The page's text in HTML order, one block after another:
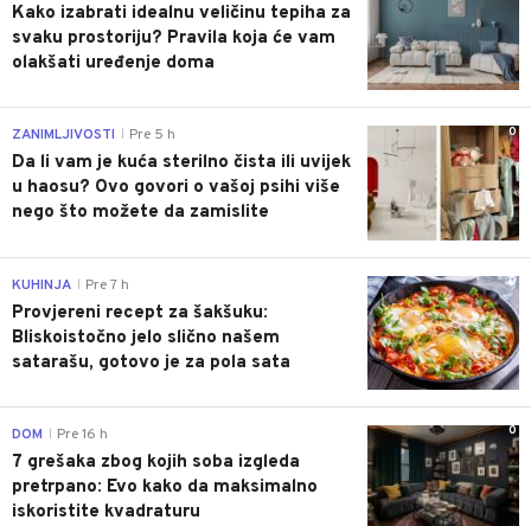
Kako izabrati idealnu veličinu tepiha za
svaku prostoriju? Pravila koja će vam
olakšati uređenje doma
0
ZANIMLJIVOSTI Pre 5 h
Da li vam je kuća sterilno čista ili uvijek
u haosu? Ovo govori o vašoj psihi više
nego što možete da zamislite
0
KUHINJA Pre 7 h
Provjereni recept za šakšuku:
Bliskoistočno jelo slično našem
satarašu, gotovo je za pola sata
0
DOM Pre 16 h
7 grešaka zbog kojih soba izgleda
pretrpano: Evo kako da maksimalno
iskoristite kvadraturu